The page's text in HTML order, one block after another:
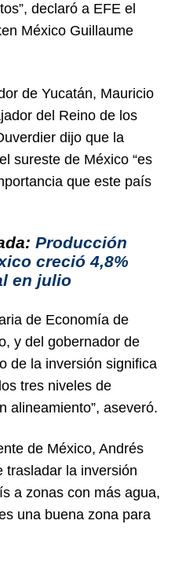
declaró a EFE el
México Guillaume
de Yucatán, Mauricio
del Reino de los
dijo que la
sureste de México “es
que este país
Producción
creció 4,8%
en julio
de Economía de
y del gobernador de
de la inversión significa
tres niveles de
alineamiento”, aseveró.
de México, Andrés
trasladar la inversión
a zonas con más agua,
una buena zona para